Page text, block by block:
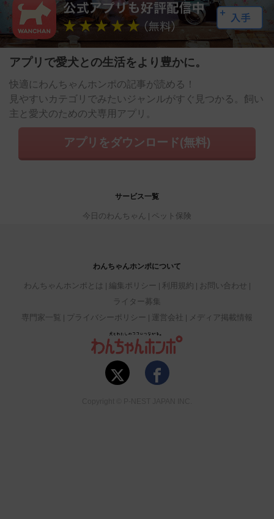
アプリで愛犬との生活をより豊かに。
快適にわんちゃんホンポの記事が読める！
見やすいカテゴリでみたいジャンルがすぐ見つかる。飼い
主と愛犬のための犬専用アプリ。
アプリをダウンロード(無料)
サービス一覧
今日のわんちゃん ペット保険
わんちゃんホンポについて
わんちゃんホンポとは 編集ポリシー 利用規約
お問い合わせ
ライター募集
専門家一覧
プライバシーポリシー 運営会社 メディア掲載情報